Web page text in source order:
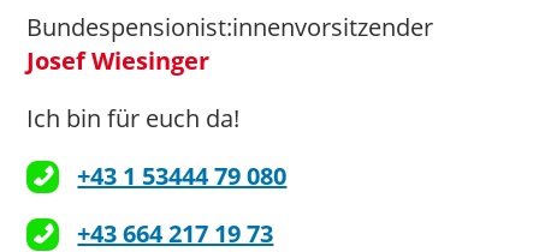
Bundespensionist:innenvorsitzender
Josef Wiesinger
Ich bin für euch da!
+43 1 53444 79 080
+43 664 217 19 73